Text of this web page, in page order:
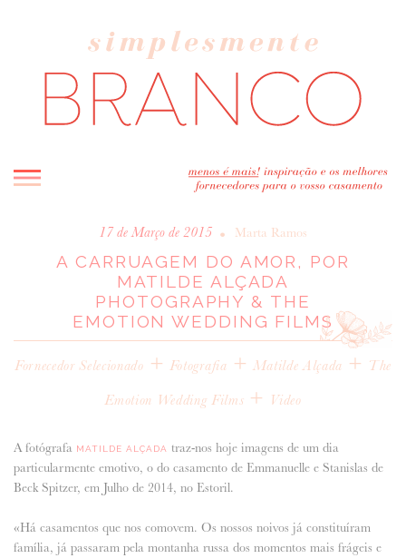
INICIO
BLOG
MELHOR INSPIRAÇÃO
ENTREVISTAS
REAL WEDDINGS & EDITORIAIS
CASAVA-ME AQUI!
FORNECEDORES RECOMENDADOS
ANUNCIE CONNOSCO
17 de Março de 2015 • Marta Ramos
A CARRUAGEM DO AMOR, POR
MATILDE ALÇADA
PHOTOGRAPHY & THE
EMOTION WEDDING FILMS
Fornecedor Selecionado + Fotografia + Matilde Alçada + The
Emotion Wedding Films + Video
A fotógrafa MATILDE ALÇADA traz-nos hoje imagens de um dia
particularmente emotivo, o do casamento de Emmanuelle e Stanislas de
Beck Spitzer, em Julho de 2014, no Estoril.
«Há casamentos que nos comovem. Os nossos noivos já constituíram
família, já passaram pela montanha russa dos momentos mais frágeis e